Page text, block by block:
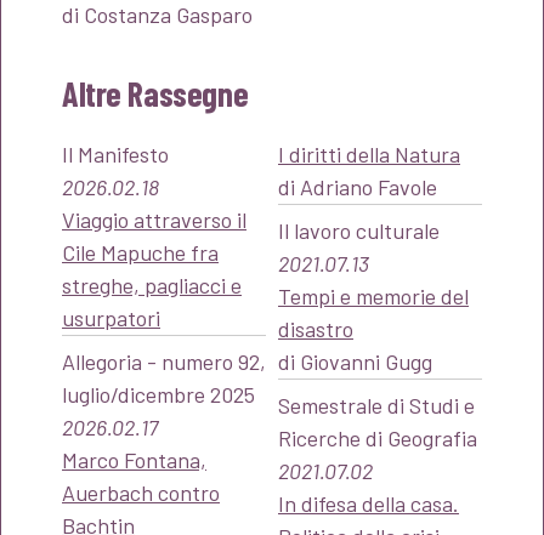
di Costanza Gasparo
Altre Rassegne
Il Manifesto
2026.02.18
Viaggio attraverso il
Cile Mapuche fra
streghe, pagliacci e
usurpatori
Allegoria - numero 92,
luglio/dicembre 2025
2026.02.17
Marco Fontana,
Auerbach contro
Bachtin
I diritti della Natura
di Adriano Favole
Il lavoro culturale
2021.07.13
Tempi e memorie del
disastro
di Giovanni Gugg
Semestrale di Studi e
Ricerche di Geografia
2021.07.02
In difesa della casa.